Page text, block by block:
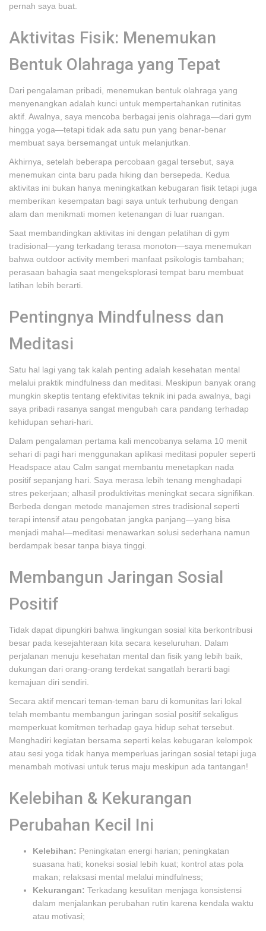
pernah saya buat.
Aktivitas Fisik: Menemukan
Bentuk Olahraga yang Tepat
Dari pengalaman pribadi, menemukan bentuk olahraga yang
menyenangkan adalah kunci untuk mempertahankan rutinitas
aktif. Awalnya, saya mencoba berbagai jenis olahraga—dari gym
hingga yoga—tetapi tidak ada satu pun yang benar-benar
membuat saya bersemangat untuk melanjutkan.
Akhirnya, setelah beberapa percobaan gagal tersebut, saya
menemukan cinta baru pada hiking dan bersepeda. Kedua
aktivitas ini bukan hanya meningkatkan kebugaran fisik tetapi juga
memberikan kesempatan bagi saya untuk terhubung dengan
alam dan menikmati momen ketenangan di luar ruangan.
Saat membandingkan aktivitas ini dengan pelatihan di gym
tradisional—yang terkadang terasa monoton—saya menemukan
bahwa outdoor activity memberi manfaat psikologis tambahan;
perasaan bahagia saat mengeksplorasi tempat baru membuat
latihan lebih berarti.
Pentingnya Mindfulness dan
Meditasi
Satu hal lagi yang tak kalah penting adalah kesehatan mental
melalui praktik mindfulness dan meditasi. Meskipun banyak orang
mungkin skeptis tentang efektivitas teknik ini pada awalnya, bagi
saya pribadi rasanya sangat mengubah cara pandang terhadap
kehidupan sehari-hari.
Dalam pengalaman pertama kali mencobanya selama 10 menit
sehari di pagi hari menggunakan aplikasi meditasi populer seperti
Headspace atau Calm sangat membantu menetapkan nada
positif sepanjang hari. Saya merasa lebih tenang menghadapi
stres pekerjaan; alhasil produktivitas meningkat secara signifikan.
Berbeda dengan metode manajemen stres tradisional seperti
terapi intensif atau pengobatan jangka panjang—yang bisa
menjadi mahal—meditasi menawarkan solusi sederhana namun
berdampak besar tanpa biaya tinggi.
Membangun Jaringan Sosial
Positif
Tidak dapat dipungkiri bahwa lingkungan sosial kita berkontribusi
besar pada kesejahteraan kita secara keseluruhan. Dalam
perjalanan menuju kesehatan mental dan fisik yang lebih baik,
dukungan dari orang-orang terdekat sangatlah berarti bagi
kemajuan diri sendiri.
Secara aktif mencari teman-teman baru di komunitas lari lokal
telah membantu membangun jaringan sosial positif sekaligus
memperkuat komitmen terhadap gaya hidup sehat tersebut.
Menghadiri kegiatan bersama seperti kelas kebugaran kelompok
atau sesi yoga tidak hanya memperluas jaringan sosial tetapi juga
menambah motivasi untuk terus maju meskipun ada tantangan!
Kelebihan & Kekurangan
Perubahan Kecil Ini
Kelebihan: Peningkatan energi harian; peningkatan
suasana hati; koneksi sosial lebih kuat; kontrol atas pola
makan; relaksasi mental melalui mindfulness;
Kekurangan: Terkadang kesulitan menjaga konsistensi
dalam menjalankan perubahan rutin karena kendala waktu
atau motivasi;